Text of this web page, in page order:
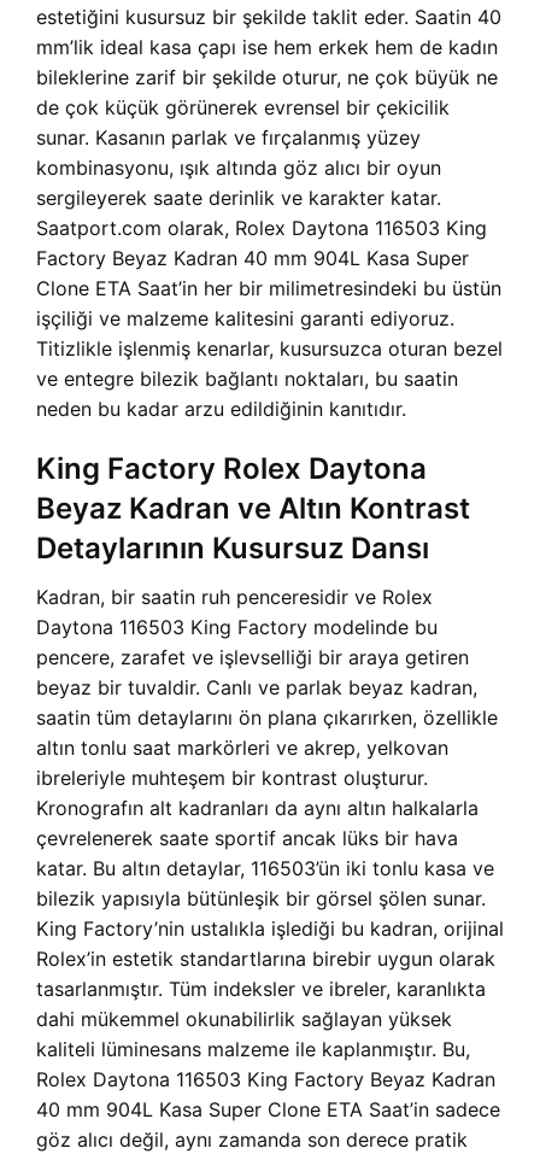
estetiğini kusursuz bir şekilde taklit eder. Saatin 40
mm’lik ideal kasa çapı ise hem erkek hem de kadın
bileklerine zarif bir şekilde oturur, ne çok büyük ne
de çok küçük görünerek evrensel bir çekicilik
sunar. Kasanın parlak ve fırçalanmış yüzey
kombinasyonu, ışık altında göz alıcı bir oyun
sergileyerek saate derinlik ve karakter katar.
Saatport.com olarak, Rolex Daytona 116503 King
Factory Beyaz Kadran 40 mm 904L Kasa Super
Clone ETA Saat’in her bir milimetresindeki bu üstün
işçiliği ve malzeme kalitesini garanti ediyoruz.
Titizlikle işlenmiş kenarlar, kusursuzca oturan bezel
ve entegre bilezik bağlantı noktaları, bu saatin
neden bu kadar arzu edildiğinin kanıtıdır.
King Factory Rolex Daytona
Beyaz Kadran ve Altın Kontrast
Detaylarının Kusursuz Dansı
Kadran, bir saatin ruh penceresidir ve Rolex
Daytona 116503 King Factory modelinde bu
pencere, zarafet ve işlevselliği bir araya getiren
beyaz bir tuvaldir. Canlı ve parlak beyaz kadran,
saatin tüm detaylarını ön plana çıkarırken, özellikle
altın tonlu saat markörleri ve akrep, yelkovan
ibreleriyle muhteşem bir kontrast oluşturur.
Kronografın alt kadranları da aynı altın halkalarla
çevrelenerek saate sportif ancak lüks bir hava
katar. Bu altın detaylar, 116503’ün iki tonlu kasa ve
bilezik yapısıyla bütünleşik bir görsel şölen sunar.
King Factory’nin ustalıkla işlediği bu kadran, orijinal
Rolex’in estetik standartlarına birebir uygun olarak
tasarlanmıştır. Tüm indeksler ve ibreler, karanlıkta
dahi mükemmel okunabilirlik sağlayan yüksek
kaliteli lüminesans malzeme ile kaplanmıştır. Bu,
Rolex Daytona 116503 King Factory Beyaz Kadran
40 mm 904L Kasa Super Clone ETA Saat’in sadece
göz alıcı değil, aynı zamanda son derece pratik